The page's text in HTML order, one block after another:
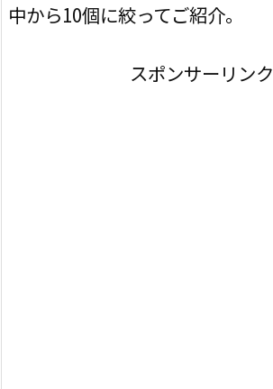
中から10個に絞ってご紹介。
スポンサーリンク